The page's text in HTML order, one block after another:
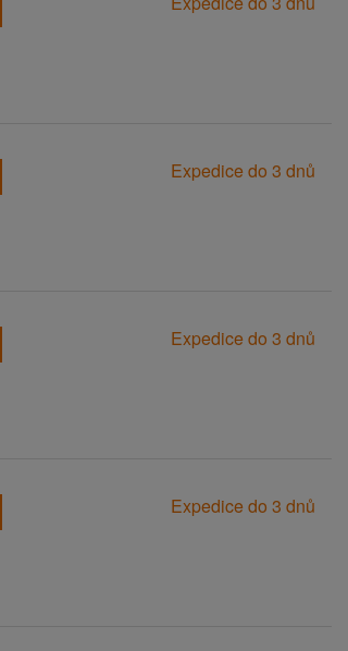
Expedice do 3 dnů
Expedice do 3 dnů
Expedice do 3 dnů